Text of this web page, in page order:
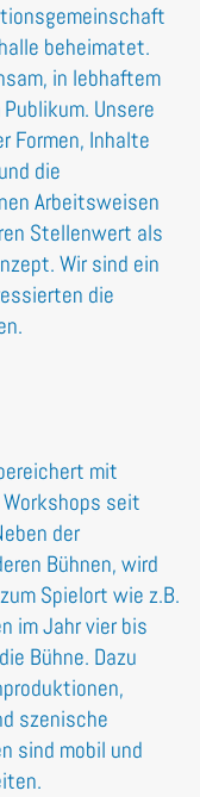
beheimatet.
in lebhaftem
Unsere
Formen, Inhalte
die
Arbeitsweisen
Stellenwert als
Wir sind ein
die
mit
seit
der
Bühnen, wird
Spielort wie z.B.
im Jahr vier bis
Bühne. Dazu
szenische
sind mobil und